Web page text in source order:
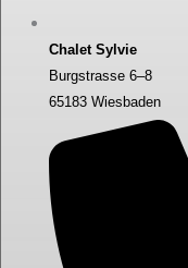
Chalet Sylvie
Burgstrasse 6–8
65183 Wiesbaden